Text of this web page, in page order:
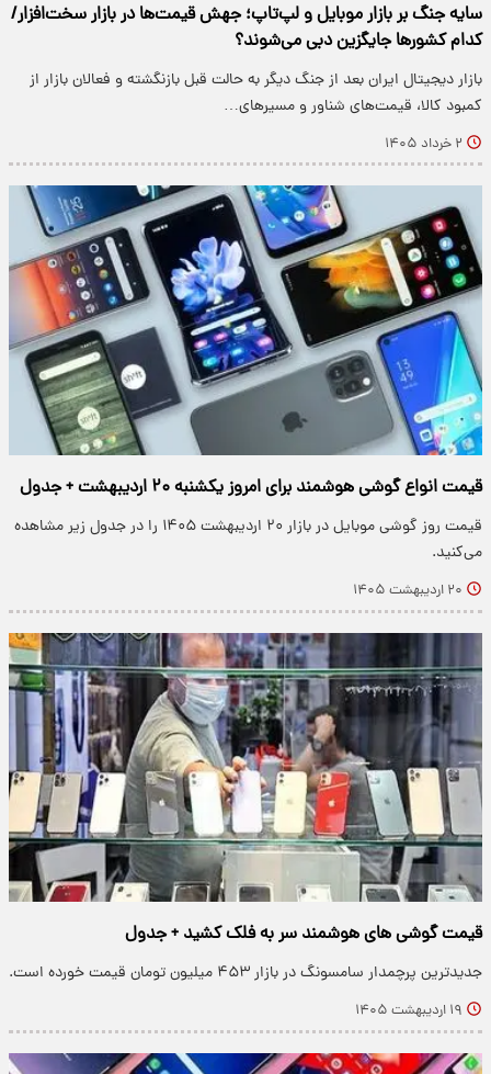
سایه جنگ بر بازار موبایل و لپ‌تاپ؛ جهش قیمت‌ها در بازار سخت‌افزار/
کدام کشورها جایگزین دبی می‌شوند؟
بازار دیجیتال ایران بعد از جنگ دیگر به حالت قبل بازنگشته و فعالان بازار از
کمبود کالا، قیمت‌های شناور و مسیرهای…
۲ خرداد ۱۴۰۵
قیمت انواع گوشی هوشمند برای امروز یکشنبه ۲۰ اردیبهشت + جدول
قیمت روز گوشی موبایل در بازار ۲۰ اردیبهشت ۱۴۰۵ را در جدول زیر مشاهده
می‌کنید.
۲۰ اردیبهشت ۱۴۰۵
قیمت گوشی های هوشمند سر به فلک کشید + جدول
جدیدترین پرچمدار سامسونگ در بازار ۴۵۳ میلیون تومان قیمت خورده است.
۱۹ اردیبهشت ۱۴۰۵